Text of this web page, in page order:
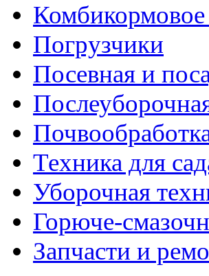
Погрузчики
Посевная и
Техника для
Уборочная
Горюче-
Запчасти и